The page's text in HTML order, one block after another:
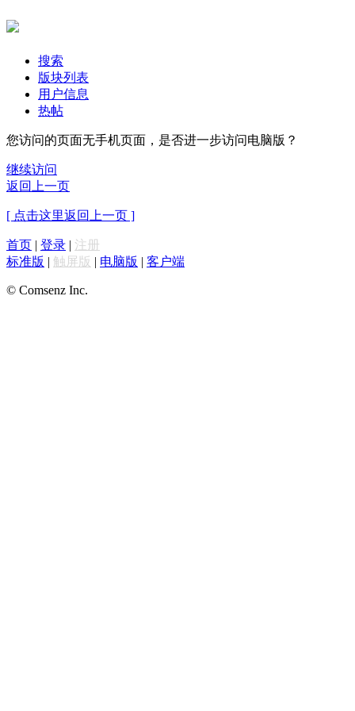
搜索
版块列表
用户信息
热帖
您访问的页面无手机页面，是否进一步访问电脑版？
继续访问
返回上一页
[ 点击这里返回上一页 ]
首页 | 登录 | 注册
标准版 | 触屏版 | 电脑版 | 客户端
© Comsenz Inc.